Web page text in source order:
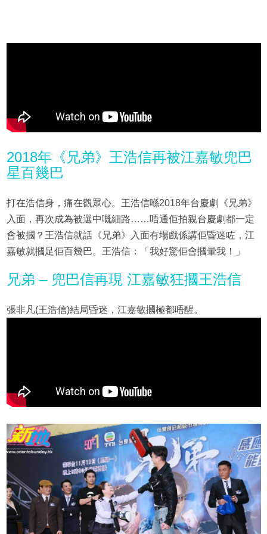
2018年《兄弟》王浩信再被江嘉敏兜巴
星百幾巴
打在浩信身，痛在觀眾心。王浩信喺2018年台慶劇《兄弟》
入面，再次成為被選中嘅細路……唔通佢拍親台慶劇都一定
會被摑？王浩信就話《兄弟》入面有場戲係講佢昏迷咗，江
嘉敏就摑足佢百幾巴。王浩信：「我好驚佢會摑暈我！」
兄弟 – 兜巴信再現 江嘉敏狂摑王浩信
張非凡(王浩信)結局昏迷，江嘉敏摑極都唔醒。